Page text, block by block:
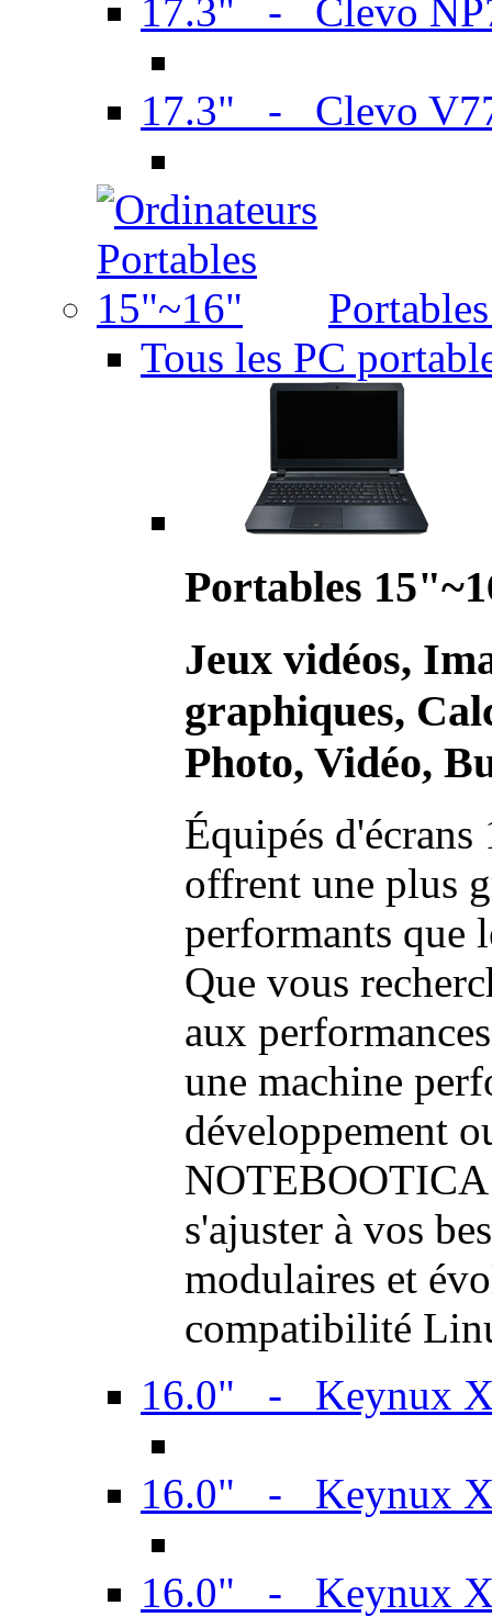
17.3" - Clevo
17.3" - Clevo
Tous les PC
Portables
Jeux vidéos,
graphiques,
Photo, Vidéo,
Équipés
offrent une plus
performants que
Que vous
aux
une machine
développement
NOTEBOOTICA
s'ajuster à vos
modulaires et
compatibilité
16.0" - Keynux
16.0" - Keynux
16.0" - Keynux